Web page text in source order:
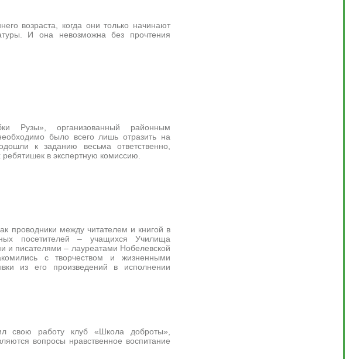
возраста, когда они только начинают
И она невозможна без прочтения
Рузы», организованный районным
было всего лишь отразить на
к заданию весьма ответственно,
в экспертную комиссию.
проводники между читателем и книгой в
посетителей – учащихся Училища
и писателями – лауреатами Нобелевской
с творчеством и жизненными
из его произведений в исполнении
свою работу клуб «Школа доброты»,
вопросы нравственное воспитание